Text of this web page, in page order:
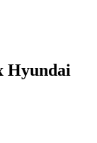
Hyundai